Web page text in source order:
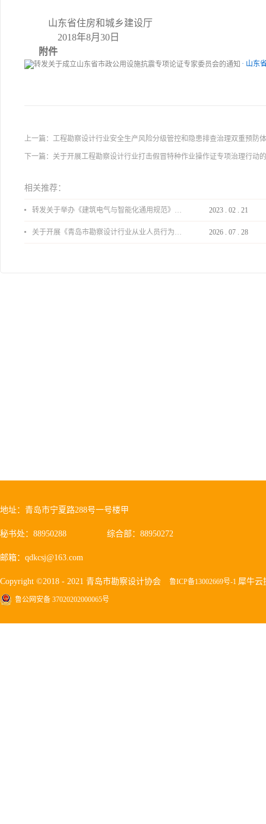
山东省住房和城乡建设厅
2018年8月30日
附件
· 山东
上一篇： 工程勘察设计行业安全生产风险分级管控和隐患排查治理双重预防
下一篇： 关于开展工程勘察设计行业打击假冒特种作业操作证专项治理行动
相关推荐：
转发关于举办《建筑电气与智能化通用规范》 GB55024-2022公益宣贯的通知 2023 . 02 . 21
关于开展《青岛市勘察设计行业从业人员行为导则》、《青岛市住宅工程设计审查品质提升指引（2026版）》宣贯活动的通知 2026 . 07 . 28
地址：青岛市宁夏路288号一号楼甲
秘书处：88950288 综合部：88950272
邮箱：qdkcsj@163.com
Copyright ©2018 - 2021 青岛市勘察设计协会 鲁ICP备13002669号-1 犀牛云
鲁公网安备 37020202000065号